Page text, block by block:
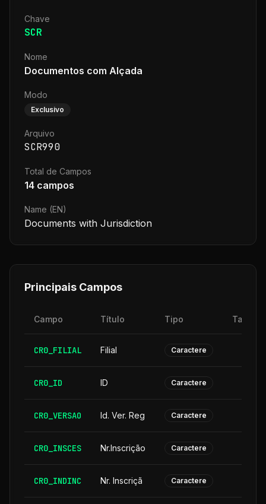
Chave
SCR
Nome
Documentos com Alçada
Modo
Exclusivo
Arquivo
SCR990
Total de Campos
14 campos
Name (EN)
Documents with Jurisdiction
Principais Campos
Campo Título Tipo
CR0_FILIAL Filial Caractere
CR0_ID ID Caractere
CR0_VERSAO Id. Ver. Reg Caractere
CR0_INSCES Nr.Inscrição Caractere
CR0_INDINC Nr. Inscriçã Caractere